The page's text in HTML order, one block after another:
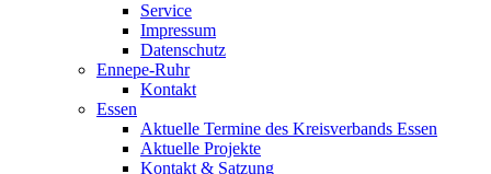
Service
Impressum
Datenschutz
Ennepe-Ruhr
Kontakt
Essen
Aktuelle Termine des Kreisverbands Essen
Aktuelle Projekte
Kontakt & Satzung